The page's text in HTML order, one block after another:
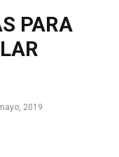
PARA
2019